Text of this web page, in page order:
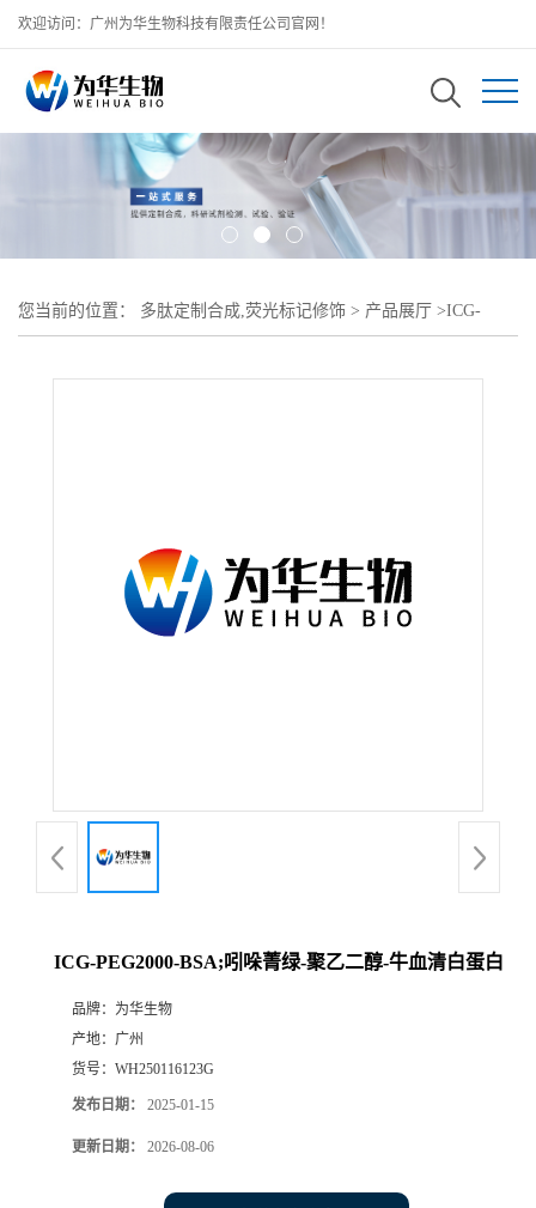
欢迎访问：广州为华生物科技有限责任公司官网！
您当前的位置： 多肽定制合成,荧光标记修饰 > 产品展厅 >ICG-
ICG-PEG2000-BSA;吲哚菁绿-聚乙二醇-牛血清白蛋白
品牌： 为华生物
产地： 广州
货号： WH250116123G
发布日期： 2025-01-15
更新日期： 2026-08-06